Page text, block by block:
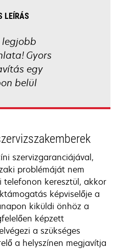
LEÍRÁS
legjobb
Gyors
egy
belül
szervizgaranciájával,
problémáját nem
telefonon keresztül, akkor
képviselője a
kiküldi önhöz a
képzett
a szükséges
a helyszínen megjavítja